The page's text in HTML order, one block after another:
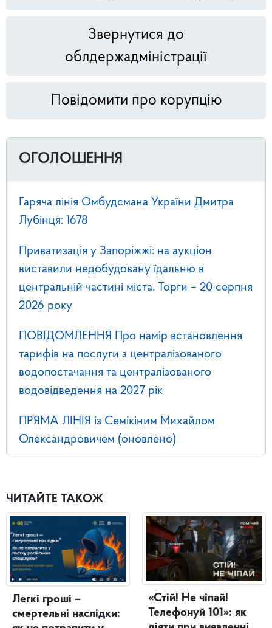
Звернутися до
облдержадміністрації
Повідомити про корупцію
ОГОЛОШЕННЯ
Гаряча лінія Омбудсмана України Дмитра
Лубінця: 1678
Приватизація у Запоріжжі: на аукціон
виставили недобудовану їдальню в
центральній частині міста. Торги – 20 серпня
2026 року
ПОВІДОМЛЕННЯ Про намір встановлення
тарифів на послуги з централізованого
водопостачання та централізованого
водовідведення на 2027 рік
ПРЯМА ЛІНІЯ із Семікіним Михайлом
Олександровичем (оновлено)
ЧИТАЙТЕ ТАКОЖ
Легкі гроші –
смертельні наслідки:
«Стій! Не чіпай!
Телефонуй 101»: як